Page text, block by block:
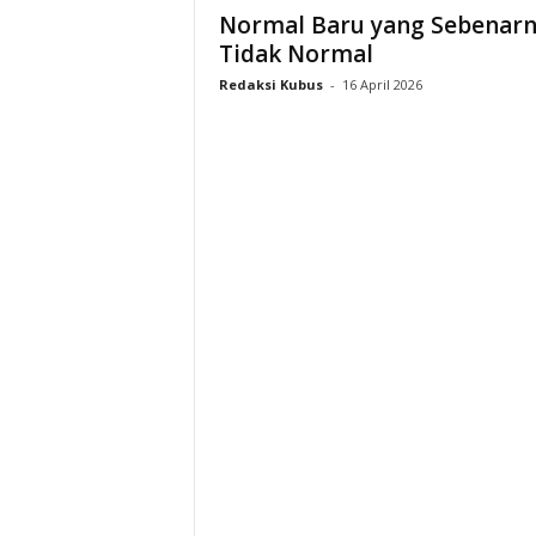
Normal Baru yang
Tidak Normal
Redaksi Kubus - 16 April 2026